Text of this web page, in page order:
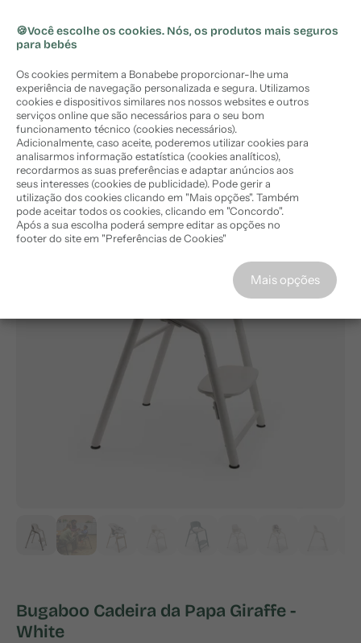
Continental)
Início › Bugaboo Cadeira da Papa Giraffe - White
Bugaboo Cadeira da Papa Giraffe -
White
descontona sua compra
🍪Você escolhe os cookies. Nós, os produtos mais seguros
para bebés
Os cookies permitem a Bonabebe proporcionar-lhe uma
experiência de navegação personalizada e segura. Utilizamos
cookies e dispositivos similares nos nossos websites e outros
serviços online que são necessários para o seu bom
funcionamento técnico (cookies necessários).
Adicionalmente, caso aceite, poderemos utilizar cookies para
analisarmos informação estatística (cookies analíticos),
recordarmos as suas preferências e adaptar anúncios aos
seus interesses (cookies de publicidade). Pode gerir a
utilização dos cookies clicando em "Mais opções". Também
pode aceitar todos os cookies, clicando em "Concordo".
Após a sua escolha poderá sempre editar as opções no
footer do site em "Preferências de Cookies"
Mais opções